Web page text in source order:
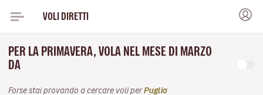
VOLI DIRETTI
PER LA PRIMAVERA, VOLA NEL MESE DI MARZO
DA
Forse stai provando a cercare voli perPuglia